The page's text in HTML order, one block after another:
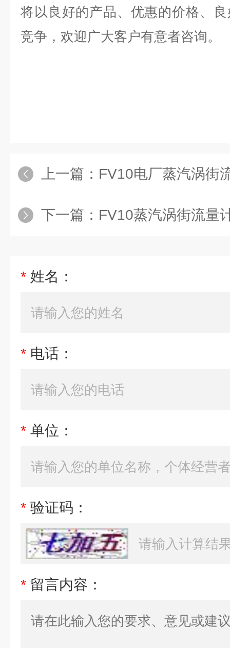
将以良好的产品、优惠的价格、
竞争，欢迎广大客户有意者咨询。
上一篇： FV10电厂蒸汽涡街
下一篇： FV10蒸汽涡街流量
* 姓名：
* 电话：
* 单位：
* 验证码：
* 留言内容：